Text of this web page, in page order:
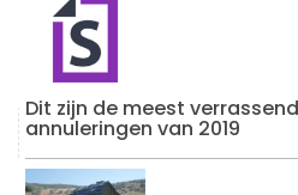
Dit zijn de meest
annuleringen van 2019